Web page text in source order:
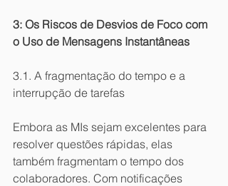
3: Os Riscos de Desvios de Foco com
o Uso de Mensagens Instantâneas
3.1. A fragmentação do tempo e a
interrupção de tarefas
Embora as MIs sejam excelentes para
resolver questões rápidas, elas
também fragmentam o tempo dos
colaboradores. Com notificações